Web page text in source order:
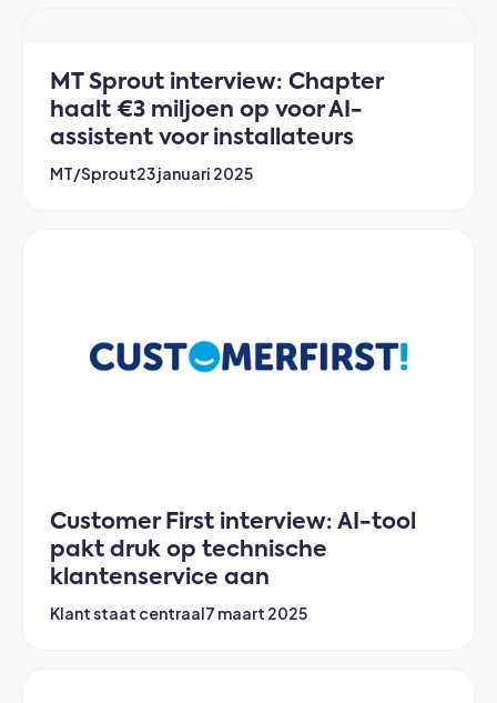
MT Sprout interview: Chapter
haalt €3 miljoen op voor AI-
assistent voor installateurs
MT/Sprout23 januari 2025
Customer First interview: AI-tool
pakt druk op technische
klantenservice aan
Klant staat centraal7 maart 2025